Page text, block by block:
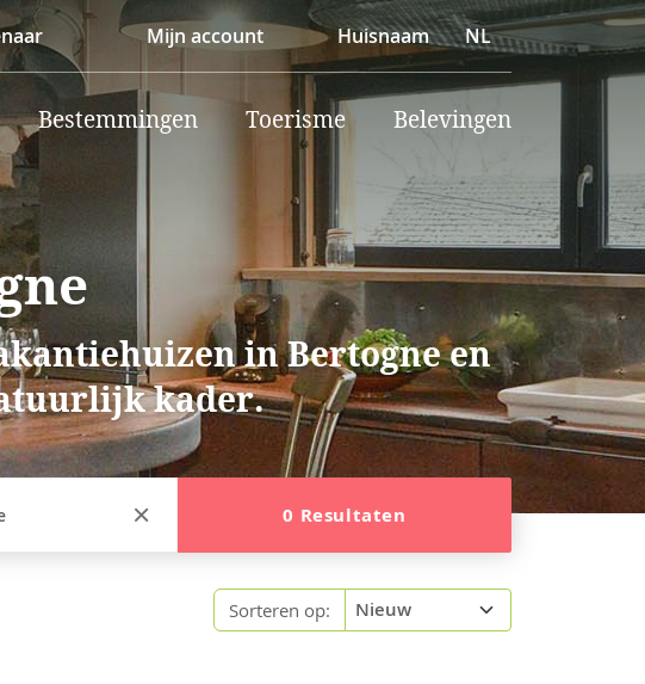
Mijn account Huisnaam NL
Bestemmingen Toerisme Belevingen
in Bertogne en
kader.
0 Resultaten
Sorteren op: